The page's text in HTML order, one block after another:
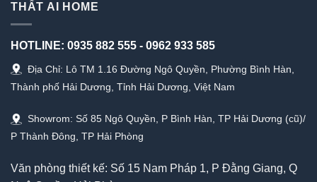
THẤT AI HOME
HOTLINE: 0935 882 555 - 0962 933 585
Địa Chỉ: Lô TM 1.16 Đường Ngô Quyền, Phường Bình Hàn,
Thành phố Hải Dương, Tỉnh Hải Dương, Việt Nam
Showrom: Số 85 Ngô Quyền, P Bình Hàn, TP Hải Dương (cũ)/
P Thành Đông, TP Hải Phòng
Văn phòng thiết kế: Số 15 Nam Pháp 1, P Đằng Giang, Q